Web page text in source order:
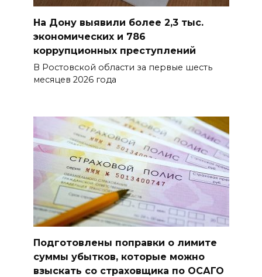
На Дону выявили более 2,3 тыс.
экономических и 786
коррупционных преступлений
В Ростовской области за первые шесть
месяцев 2026 года
Подготовлены поправки о лимите
суммы убытков, которые можно
взыскать со страховщика по ОСАГО